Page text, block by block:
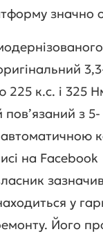
значно
225 к.с. і 325
з 5-
автоматичною
на Facebook
у
Його